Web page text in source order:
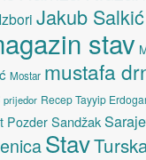
Izbori Jakub Salkić
stav
Mostar mustafa
prijedor Recep Tayyip
Pozder Sandžak
Stav